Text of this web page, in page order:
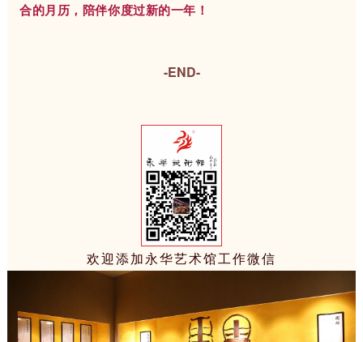
合的月历，陪伴你度过新的一年！
-END-
欢迎添加永华艺术馆工作微信